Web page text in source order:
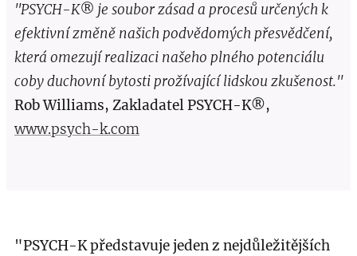
"PSYCH-K® je soubor zásad a procesů určených k
efektivní změně našich podvědomých přesvědčení,
která omezují realizaci našeho plného potenciálu
coby duchovní bytosti prožívající lidskou zkušenost."
Rob Williams, Zakladatel PSYCH-K®,
www.psych-k.com
"PSYCH-K představuje jeden z nejdůležitějších